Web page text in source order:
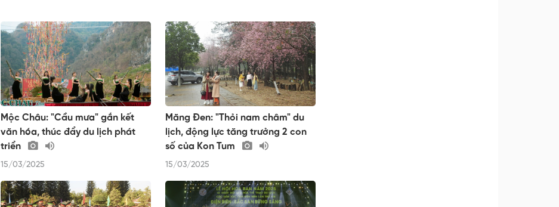
Mộc Châu: "Cầu mưa" gắn kết
văn hóa, thúc đẩy du lịch phát
triển
15/03/2025
Măng Đen: "Thỏi nam châm" du
lịch, động lực tăng trưởng 2 con
số của Kon Tum
15/03/2025